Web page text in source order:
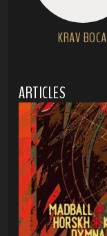
KRAV BOCA
ARTICLES